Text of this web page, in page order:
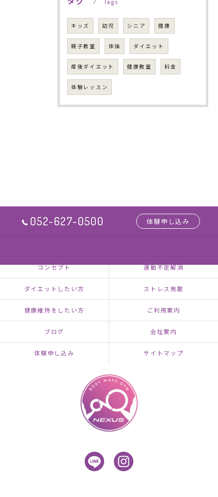
Tags
キッズ 幼児 シニア 健康
親子教室 体操 ダイエット
産後ダイエット 健康教室 料金
体験レッスン
052-627-0500 体験申し込み
コンセプト 運動不足解消
ダイエットしたい方 ストレス発散
健康維持をしたい方 ご利用案内
ブログ 会社案内
体験申し込み サイトマップ